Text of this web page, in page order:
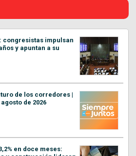
congresistas impulsan
y apuntan a su
de los corredores |
de 2026
en doce meses: